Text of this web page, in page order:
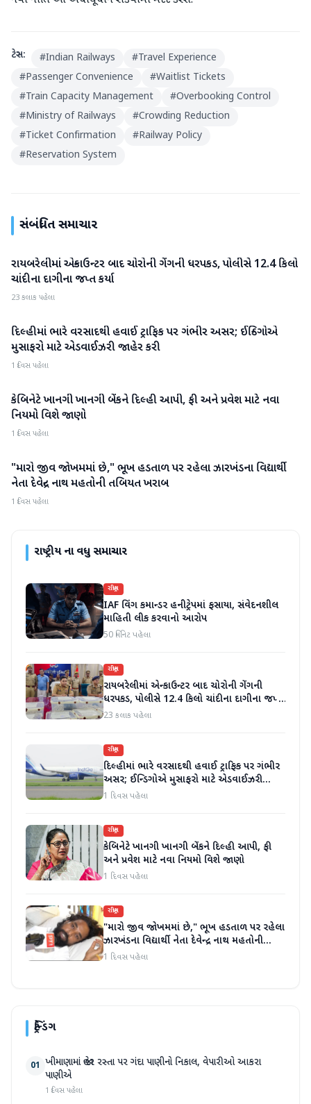
ટેગ્સ: #Indian Railways #Travel Experience
#Passenger Convenience #Waitlist Tickets
#Train Capacity Management #Overbooking Control
#Ministry of Railways #Crowding Reduction
#Ticket Confirmation #Railway Policy
#Reservation System
સંબંધિત સમાચાર
રાષ્ટ્રીય
રાયબરેલીમાં એન્કાઉન્ટર બાદ ચોરોની ગેંગની ધરપકડ, પોલીસે 12.4 કિલો
ચાંદીના દાગીના જપ્ત કર્યા
23 કલાક પહેલા
રાષ્ટ્રીય
દિલ્હીમાં ભારે વરસાદથી હવાઈ ટ્રાફિક પર ગંભીર અસર; ઈન્ડિગોએ
મુસાફરો માટે એડવાઈઝરી જાહેર કરી
1 દિવસ પહેલા
રાષ્ટ્રીય
કેબિનેટે ખાનગી ખાનગી બેંકને દિલ્હી આપી, ફી અને પ્રવેશ માટે નવા
નિયમો વિશે જાણો
1 દિવસ પહેલા
રાષ્ટ્રીય
"મારો જીવ જોખમમાં છે," ભૂખ હડતાળ પર રહેલા ઝારખંડના વિદ્યાર્થી
નેતા દેવેન્દ્ર નાથ મહતોની તબિયત ખરાબ
1 દિવસ પહેલા
રાષ્ટ્રીયના વધુ સમાચાર
રાષ્ટ્રીય
IAF વિંગ કમાન્ડર હનીટ્રેપમાં ફસાયા, સંવેદનશીલ
માહિતી લીક કરવાનો આરોપ
50 મિનિટ પહેલા
રાષ્ટ્રીય
રાયબરેલીમાં એન્કાઉન્ટર બાદ ચોરોની ગેંગની
ધરપકડ, પોલીસે 12.4 કિલો ચાંદીના દાગીના જપ્ત
કર્યા
23 કલાક પહેલા
રાષ્ટ્રીય
દિલ્હીમાં ભારે વરસાદથી હવાઈ ટ્રાફિક પર ગંભીર
અસર; ઈન્ડિગોએ મુસાફરો માટે એડવાઈઝરી
જાહેર કરી
1 દિવસ પહેલા
રાષ્ટ્રીય
કેબિનેટે ખાનગી ખાનગી બેંકને દિલ્હી આપી, ફી
અને પ્રવેશ માટે નવા નિયમો વિશે જાણો
1 દિવસ પહેલા
રાષ્ટ્રીય
"મારો જીવ જોખમમાં છે," ભૂખ હડતાળ પર રહેલા
ઝારખંડના વિદ્યાર્થી નેતા દેવેન્દ્ર નાથ મહતોની
તબિયત ખરાબ
1 દિવસ પહેલા
ટ્રેન્ડિંગ
01 ખીમાણામાં જાહેર રસ્તા પર ગંદા પાણીનો નિકાલ, વેપારીઓ આકરા
પાણીએ
1 દિવસ પહેલા